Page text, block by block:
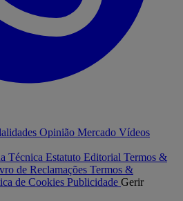
Opinião Mercado Vídeos
Técnica Estatuto Editorial Termos &
de Reclamações Termos &
de Cookies Publicidade Gerir